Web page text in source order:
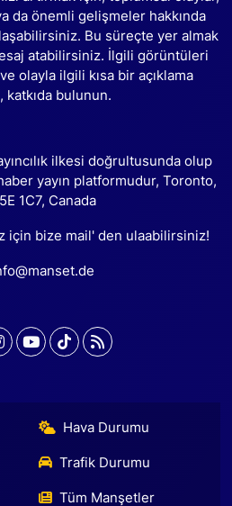
da önemli gelişmeler hakkında
Bu süreçte yer almak
atabilirsiniz. İlgili görüntüleri
olayla ilgili kısa bir açıklama
katkıda bulunun.
ilkesi doğrultusunda olup
yayın platformudur, Toronto,
1C7, Canada
için bize mail' den ulaabilirsiniz!
Hava Durumu
Trafik Durumu
Tüm Manşetler